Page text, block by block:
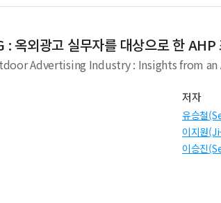
: 옥외광고 실무자를 대상으로 한
Advertising Industry : Insights from an
저자
유승철
이지원
이승진